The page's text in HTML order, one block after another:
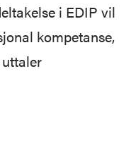
i EDIP vil
kompetanse,